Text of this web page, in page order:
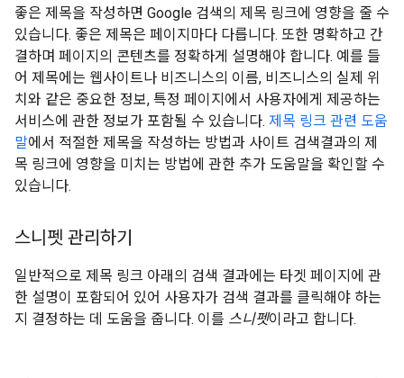
좋은 제목을 작성하면 Google 검색의 제목 링크에 영향을 줄 수
있습니다. 좋은 제목은 페이지마다 다릅니다. 또한 명확하고 간
결하며 페이지의 콘텐츠를 정확하게 설명해야 합니다. 예를 들
어 제목에는 웹사이트나 비즈니스의 이름, 비즈니스의 실제 위
치와 같은 중요한 정보, 특정 페이지에서 사용자에게 제공하는
서비스에 관한 정보가 포함될 수 있습니다. 제목 링크 관련 도움
말에서 적절한 제목을 작성하는 방법과 사이트 검색결과의 제
목 링크에 영향을 미치는 방법에 관한 추가 도움말을 확인할 수
있습니다.
스니펫 관리하기
일반적으로 제목 링크 아래의 검색 결과에는 타겟 페이지에 관
한 설명이 포함되어 있어 사용자가 검색 결과를 클릭해야 하는
지 결정하는 데 도움을 줍니다. 이를 스니펫이라고 합니다.